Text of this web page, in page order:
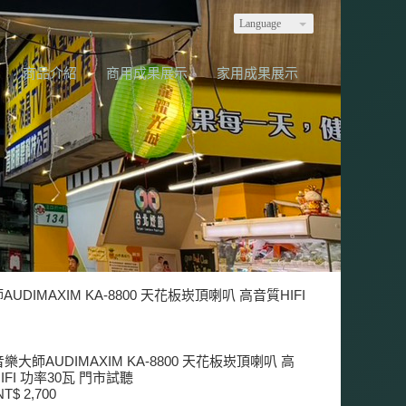
Language
商品介紹 商用成果展示 家用成果展示
KA-8800 天花板崁頂喇叭 高音質HIFI
樂大師AUDIMAXIM KA-8800 天花板崁頂喇叭 高
功率30瓦 門市試聽
2,700